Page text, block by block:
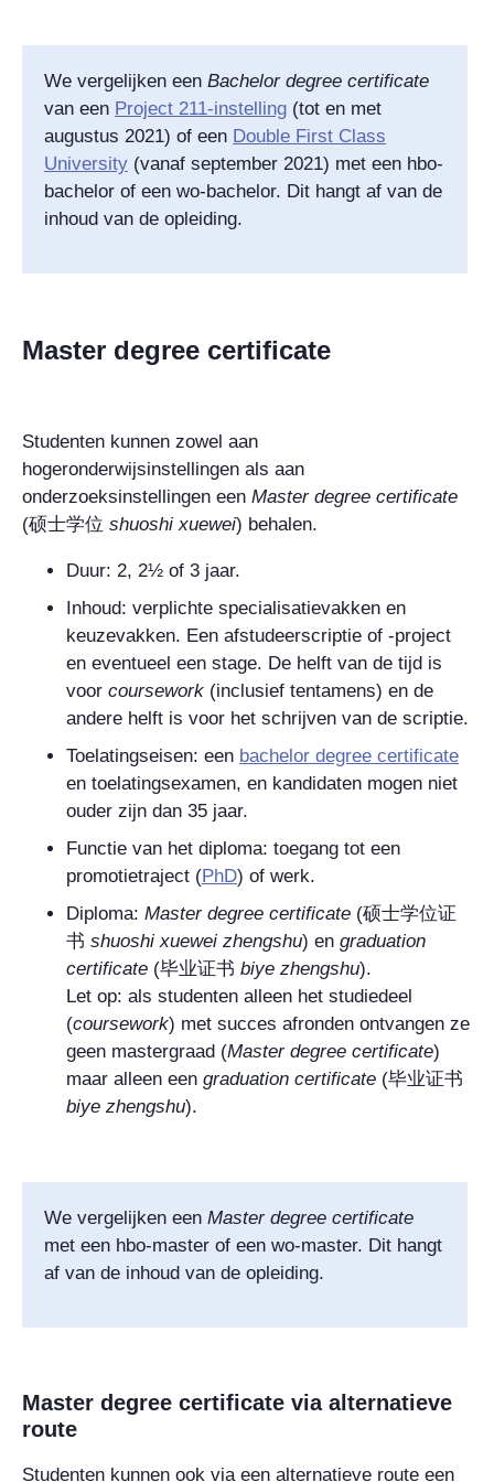
We vergelijken een Bachelor degree certificate
van een Project 211-instelling (tot en met
augustus 2021) of een Double First Class
University (vanaf september 2021) met een hbo-
bachelor of een wo-bachelor. Dit hangt af van de
inhoud van de opleiding.
Master degree certificate
Studenten kunnen zowel aan
hogeronderwijsinstellingen als aan
onderzoeksinstellingen een Master degree certificate
(硕士学位 shuoshi xuewei) behalen.
Duur: 2, 2½ of 3 jaar.
Inhoud: verplichte specialisatievakken en
keuzevakken. Een afstudeerscriptie of -project
en eventueel een stage. De helft van de tijd is
voor coursework (inclusief tentamens) en de
andere helft is voor het schrijven van de scriptie.
Toelatingseisen: een bachelor degree certificate
en toelatingsexamen, en kandidaten mogen niet
ouder zijn dan 35 jaar.
Functie van het diploma: toegang tot een
promotietraject (PhD) of werk.
Diploma: Master degree certificate (硕士学位证
书 shuoshi xuewei zhengshu) en graduation
certificate (毕业证书 biye zhengshu).
Let op: als studenten alleen het studiedeel
(coursework) met succes afronden ontvangen ze
geen mastergraad (Master degree certificate)
maar alleen een graduation certificate (毕业证书
biye zhengshu).
We vergelijken een Master degree certificate
met een hbo-master of een wo-master. Dit hangt
af van de inhoud van de opleiding.
Master degree certificate via alternatieve
route
Studenten kunnen ook via een alternatieve route een